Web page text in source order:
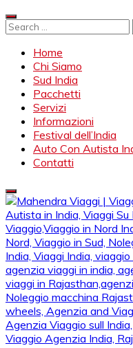
Skip
to
Search
Home
Chi Siamo
Sud India
Pacchetti
Servizi
Informazioni
Festival dell’India
Auto Con Autista
Contatti